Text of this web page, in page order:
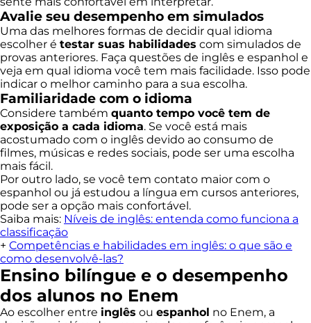
Avalie seu desempenho em simulados
Uma das melhores formas de decidir qual idioma
escolher é testar suas habilidades com simulados de
provas anteriores. Faça questões de inglês e espanhol e
veja em qual idioma você tem mais facilidade. Isso pode
indicar o melhor caminho para a sua escolha.
Familiaridade com o idioma
Considere também quanto tempo você tem de
exposição a cada idioma. Se você está mais
acostumado com o inglês devido ao consumo de
filmes, músicas e redes sociais, pode ser uma escolha
mais fácil.
Por outro lado, se você tem contato maior com o
espanhol ou já estudou a língua em cursos anteriores,
pode ser a opção mais confortável.
Saiba mais: Níveis de inglês: entenda como funciona a
classificação
+ Competências e habilidades em inglês: o que são e
como desenvolvê-las?
Ensino bilíngue e o desempenho
dos alunos no Enem
Ao escolher entre inglês ou espanhol no Enem, a